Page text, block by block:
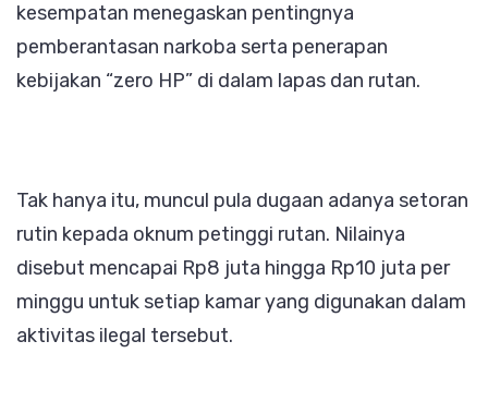
kesempatan menegaskan pentingnya
pemberantasan narkoba serta penerapan
kebijakan “zero HP” di dalam lapas dan rutan.
Tak hanya itu, muncul pula dugaan adanya setoran
rutin kepada oknum petinggi rutan. Nilainya
disebut mencapai Rp8 juta hingga Rp10 juta per
minggu untuk setiap kamar yang digunakan dalam
aktivitas ilegal tersebut.